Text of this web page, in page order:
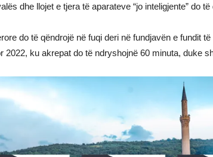
dhe llojet e tjera të aparateve “jo inteligjente” do
do të qëndrojë në fuqi deri në fundjavën e fundit
2022, ku akrepat do të ndryshojnë 60 minuta, duke